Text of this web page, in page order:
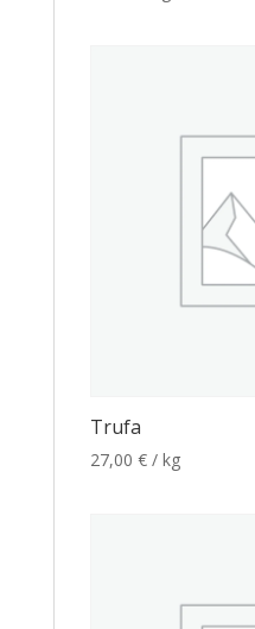
Trufa
27,00 € / kg